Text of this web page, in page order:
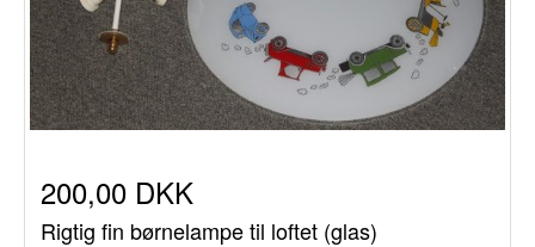
200,00 DKK
Rigtig fin børnelampe til loftet (glas)